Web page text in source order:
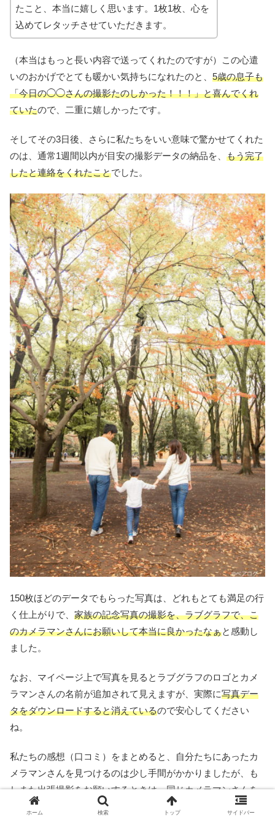
たこと、本当に嬉しく思います。1枚1枚、心を
込めてレタッチさせていただきます。
（本当はもっと長い内容で送ってくれたのですが）この心遣
いのおかげでとても暖かい気持ちになれたのと、 5歳の息子も
「今日の◯◯さんの撮影たのしかった！！！」と喜んでくれ
ていたので、二重に嬉しかったです。
そしてその3日後、さらに私たちをいい意味で驚かせてくれた
のは、通常1週間以内が目安の撮影データの納品を、 もう完了
したと連絡をくれたことでした。
150枚ほどのデータでもらった写真は、どれもとても満足の行
く仕上がりで、 家族の記念写真の撮影を、ラブグラフで、こ
のカメラマンさんにお願いして本当に良かったなぁと感動し
ました。
なお、マイページ上で写真を見るとラブグラフのロゴとカメ
ラマンさんの名前が追加されて見えますが、実際に写真デー
タをダウンロードすると消えているので安心してください
ね。
私たちの感想（口コミ）をまとめると、自分たちにあったカ
メラマンさんを見つけるのは少し手間がかかりましたが、も
しまた出張撮影をお願いするときは、同じカメラマンさんを
指名したい
と思えるくらい、ラブグラフの撮影は満足度の高
ホーム 検索 トップ サイドバー